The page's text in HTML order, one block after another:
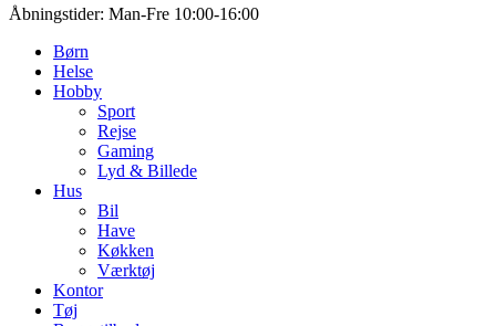
Åbningstider: Man-Fre 10:00-16:00
Børn
Helse
Hobby
Sport
Rejse
Gaming
Lyd & Billede
Hus
Bil
Have
Køkken
Værktøj
Kontor
Tøj